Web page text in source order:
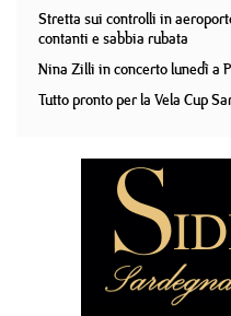
Stretta sui controlli in
contanti e sabbia rubata
Nina Zilli in concerto lunedì a
Tutto pronto per la Vela Cup